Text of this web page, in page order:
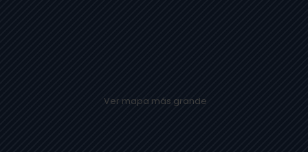
Ver mapa más grande